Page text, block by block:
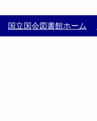
国立国会図書館ホーム